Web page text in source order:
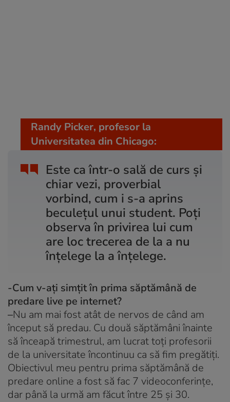
Este ca într-o sală de curs și
chiar vezi, proverbial
vorbind, cum i s-a aprins
beculețul unui student. Poți
observa în privirea lui cum
are loc trecerea de la a nu
înțelege la a înțelege.
Randy Picker, profesor la
Universitatea din Chicago:
-Cum v-ați simțit în prima săptămână de
predare live pe internet?
–Nu am mai fost atât de nervos de când am
început să predau. Cu două săptămâni înainte
să înceapă trimestrul, am lucrat toți profesorii
de la universitate încontinuu ca să fim pregătiți.
Obiectivul meu pentru prima săptămână de
predare online a fost să fac 7 videoconferințe,
dar până la urmă am făcut între 25 și 30.